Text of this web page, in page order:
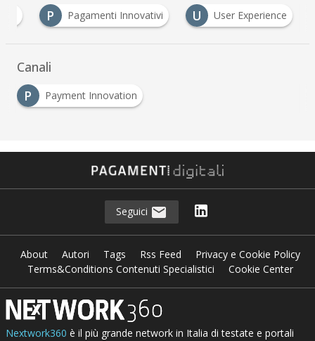
P Pagamenti Innovativi U User Experience
Canali
P
Payment Innovation
Seguici
About Autori Tags Rss Feed
Privacy e Cookie Policy
Terms&Conditions Contenuti Specialistici
Cookie Center
Nextwork360 è il più grande network in Italia di testate e portali